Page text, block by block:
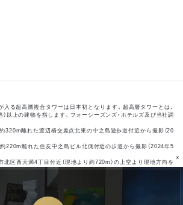
×
る超高層複合タワーは日本初となります。超高層タワーとは、
）以上の建物を指します。フォーシーズンズ・ホテルズ及び当社調
320m離れた渡辺橋交差点北東の中之島遊歩道付近から撮影（20
220m離れた住友中之島ビル北側付近の歩道から撮影（2024年5
区西天満4丁目付近（現地より約720m）の上空より現地方向を
す。また、現地からの眺望とは異なります。
田駅（Osaka Metro）・渡辺橋駅（京阪）・北新地駅（JR）・肥後橋駅
）・大阪梅田駅（阪神）・大江橋駅（京阪）・新福島駅（JR）・中之島
梅田駅（Osaka Metro）・梅田駅 （Osaka Metro）・淀屋橋駅（Osaka
大阪梅田駅（阪急）を指します。14路線は：JR大阪環状線・JR神戸